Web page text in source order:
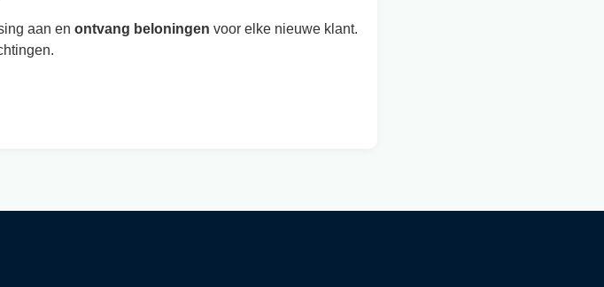
aan en ontvang beloningen voor elke nieuwe klant.